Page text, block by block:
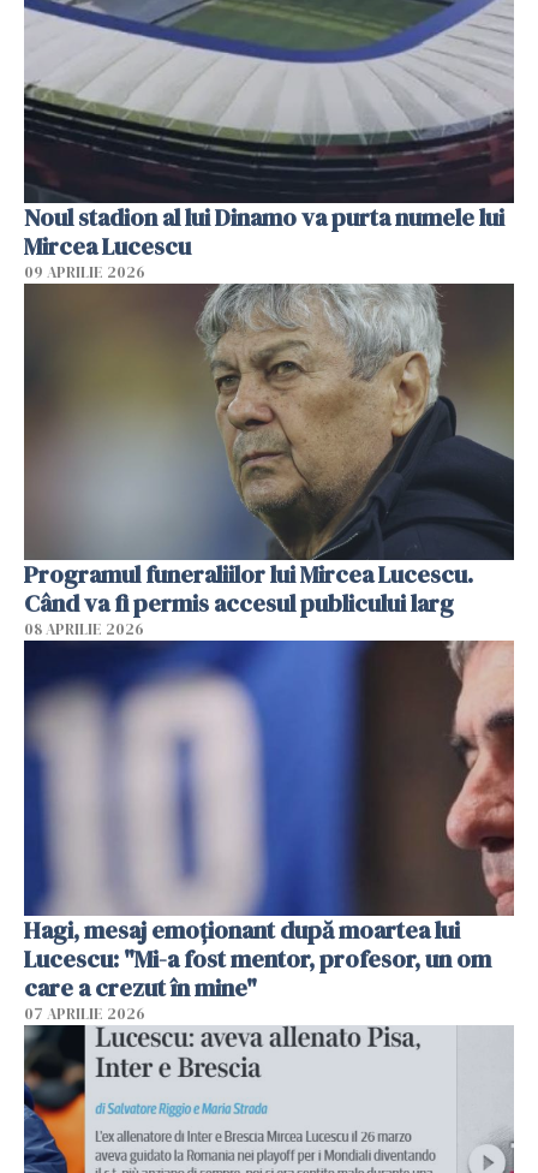
Noul stadion al lui Dinamo va purta numele lui
Mircea Lucescu
09 APRILIE 2026
Programul funeraliilor lui Mircea Lucescu.
Când va fi permis accesul publicului larg
08 APRILIE 2026
Hagi, mesaj emoționant după moartea lui
Lucescu: "Mi-a fost mentor, profesor, un om
care a crezut în mine"
07 APRILIE 2026